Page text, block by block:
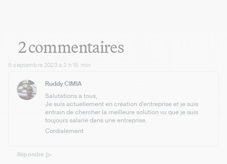
2 commentaires
9 septembre 2023 à 2 h 15 min
Ruddy CIMIA
Salutations à tous,
Je suis actuellement en création d’entreprise et je suis
entrain de chercher la meilleure solution vu que je suis
toujours salarié dans une entreprise.
Cordialement
Répondre